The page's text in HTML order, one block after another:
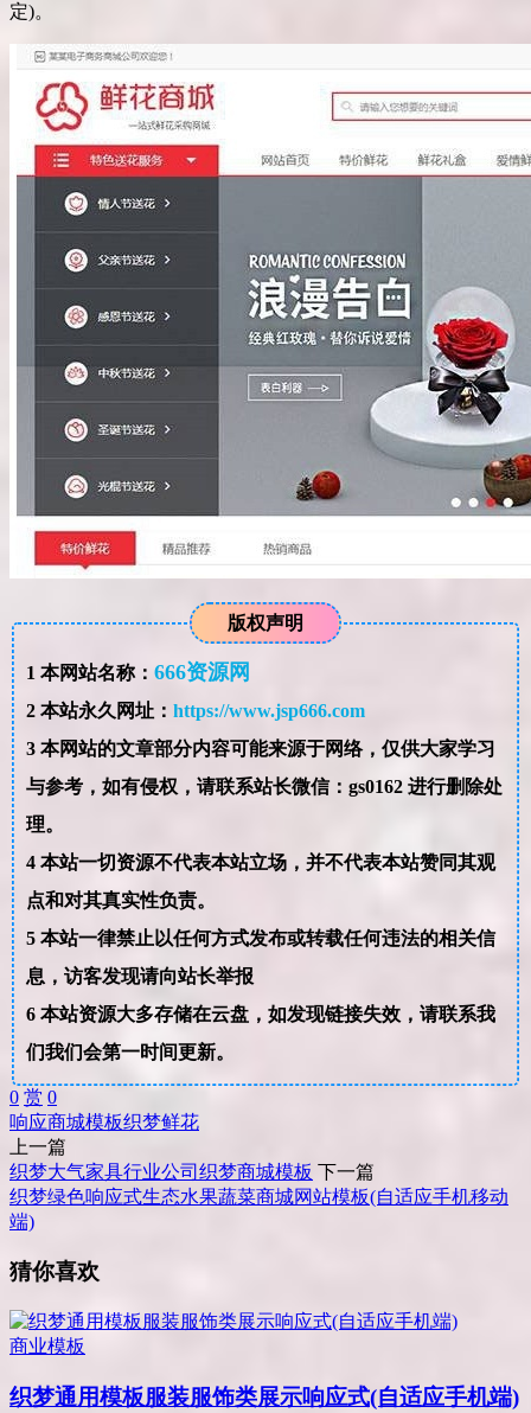
定)。
版权声明
1 本网站名称： 666资源网
2本站永久网址： https://www.jsp666.com
3本网站的文章部分内容可能来源于网络，仅供大家学习
与参考，如有侵权，请联系站长微信：gs0162 进行删除处
理。
4本站一切资源不代表本站立场，并不代表本站赞同其观
点和对其真实性负责。
5本站一律禁止以任何方式发布或转载任何违法的相关信
息，访客发现请向站长举报
6本站资源大多存储在云盘，如发现链接失效，请联系我
们我们会第一时间更新。
0 赏 0
响应商城模板织梦鲜花
上一篇
织梦大气家具行业公司织梦商城模板 下一篇
织梦绿色响应式生态水果蔬菜商城网站模板(自适应手机移动
端)
猜你喜欢
商业模板
织梦通用模板服装服饰类展示响应式(自适应手机端)